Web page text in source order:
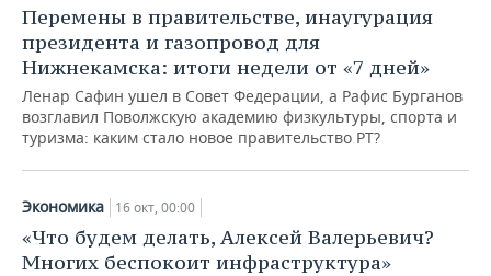
Перемены в правительстве, инаугурация
президента и газопровод для
Нижнекамска: итоги недели от «7 дней»
Ленар Сафин ушел в Совет Федерации, а Рафис Бурганов
возглавил Поволжскую академию физкультуры, спорта и
туризма: каким стало новое правительство РТ?
Экономика 16 окт, 00:00
«Что будем делать, Алексей Валерьевич?
Многих беспокоит инфраструктура»